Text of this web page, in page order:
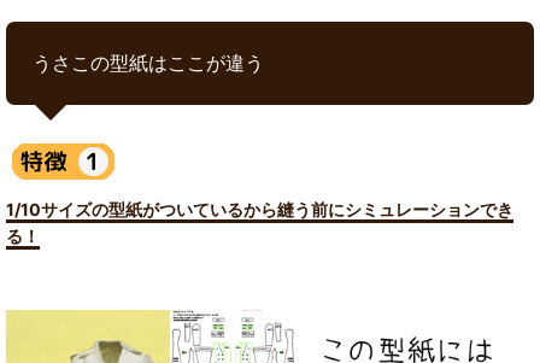
うさこの型紙はここが違う
1/10サイズの型紙がついているから縫う前にシミュレーションでき
る！